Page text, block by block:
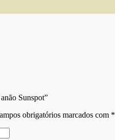
Sunspot”
obrigatórios marcados com *